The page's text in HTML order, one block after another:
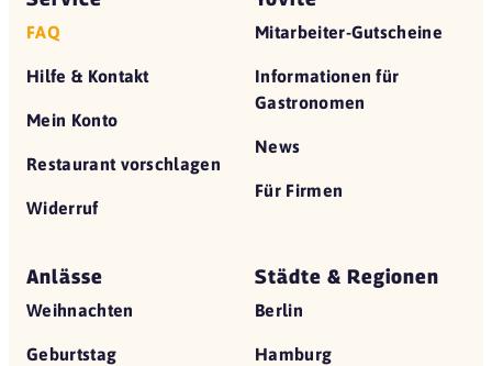
FAQ
Hilfe & Kontakt
Mein Konto
Restaurant vorschlagen
Widerruf
Mitarbeiter-Gutscheine
Informationen für
Gastronomen
News
Für Firmen
Anlässe
Weihnachten
Geburtstag
Städte & Regionen
Berlin
Hamburg